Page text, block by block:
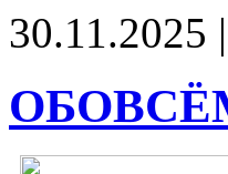
30.11.2025